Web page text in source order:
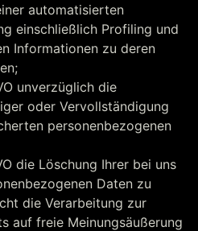
automatisierten
einschließlich Profiling und
Informationen zu deren
unverzüglich die
oder Vervollständigung
personenbezogenen
die Löschung Ihrer bei uns
Daten zu
die Verarbeitung zur
auf freie Meinungsäußerung